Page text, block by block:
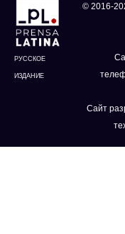
РУССКОЕ
ИЗДАНИЕ
© 2016-
Сайт